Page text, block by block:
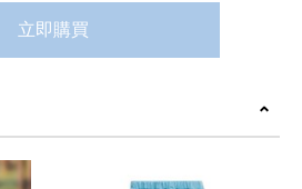
立即購買